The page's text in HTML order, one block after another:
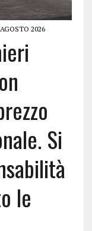
2026
Si
le